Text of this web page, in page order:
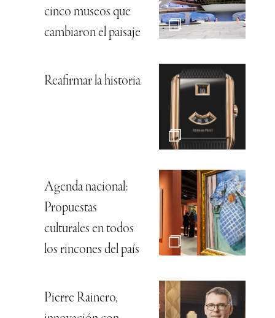
cinco museos que
cambiaron el paisaje
Reafirmar la historia
Agenda nacional:
Propuestas
culturales en todos
los rincones del país
Pierre Rainero,